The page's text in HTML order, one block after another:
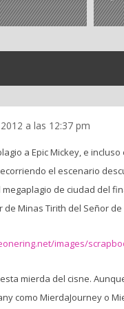
a las 12:37 pm
a Epic Mickey, e
el escenario
de ciudad del
Minas Tirith del Señor de
images/
mierda del cisne.
como MierdaJourney o